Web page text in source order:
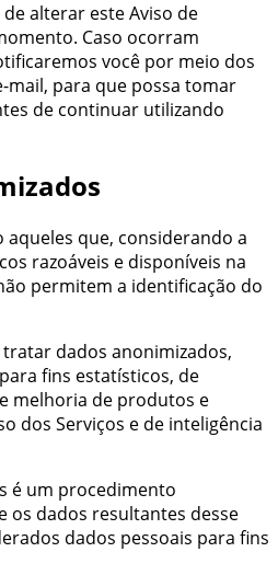
alterar este Aviso de
Caso ocorram
você por meio dos
mail, para que possa tomar
de continuar utilizando
aqueles que, considerando a
razoáveis e disponíveis na
permitem a identificação do
dados anonimizados,
fins estatísticos, de
melhoria de produtos e
dos Serviços e de inteligência
é um procedimento
os dados resultantes desse
dados pessoais para fins